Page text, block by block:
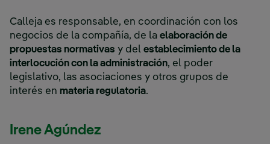
Calleja es responsable, en coordinación con los
negocios de la compañía, de la elaboración de
propuestas normativas y del establecimiento de la
interlocución con la administración, el poder
legislativo, las asociaciones y otros grupos de
interés en materia regulatoria.
Irene Agúndez